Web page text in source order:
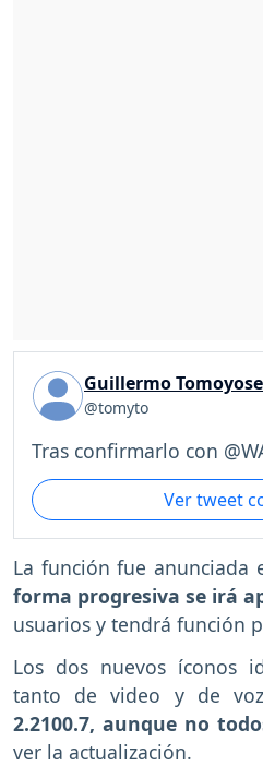
Guillermo Tomoyose
@tomyto
Tras confirmarlo con
Ver tweet
La función fue anunciada
forma progresiva se irá
usuarios y tendrá función
Los dos nuevos íconos
tanto de video y de
2.2100.7, aunque no
ver la actualización.